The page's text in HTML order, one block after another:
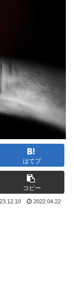
はてブ
コピー
2022.04.22